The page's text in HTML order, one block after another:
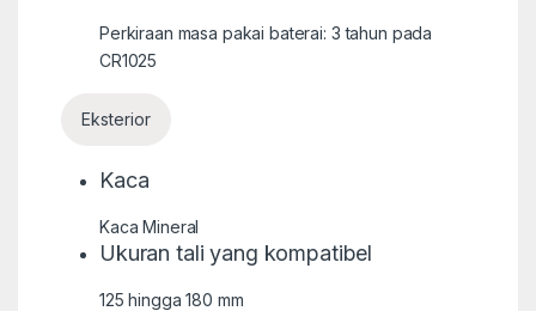
Perkiraan masa pakai baterai: 3 tahun pada
CR1025
Eksterior
Kaca
Kaca Mineral
Ukuran tali yang kompatibel
125 hingga 180 mm